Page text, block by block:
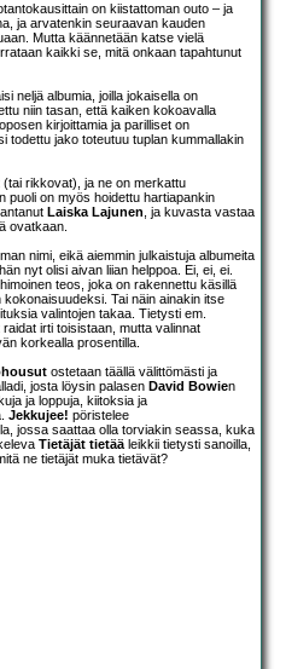
on kiistattoman outo – ja
ja arvatenkin seuraavan kauden
Mutta käännetään katse vielä
kaikki se, mitä onkaan tapahtunut
neljä albumia, joilla jokaisella on
niin tasan, että kaiken kokoavalla
kirjoittamia ja parilliset on
todettu jako toteutuu tuplan kummallakin
rikkovat), ja ne on merkattu
puoli on myös hoidettu hartiapankin
Laiska Lajunen, ja kuvasta vastaa
ovatkaan.
nimi, eikä aiemmin julkaistuja albumeita
nyt olisi aivan liian helppoa. Ei, ei, ei.
teos, joka on rakennettu käsillä
Tai näin ainakin itse
valintojen takaa. Tietysti em.
irti toisistaan, mutta valinnat
korkealla prosentilla.
ostetaan täällä välittömästi ja
josta löysin palasen David Bowien
ja loppuja, kiitoksia ja
Jekkujee! pöristelee
jossa saattaa olla torviakin seassa, kuka
Tietäjät tietääleikkii tietysti sanoilla,
ne tietäjät muka tietävät?